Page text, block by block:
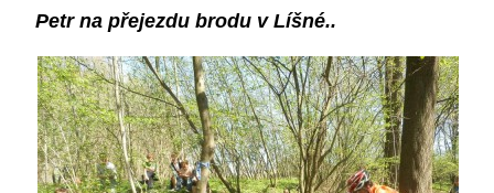
Petr na přejezdu brodu v Líšné..